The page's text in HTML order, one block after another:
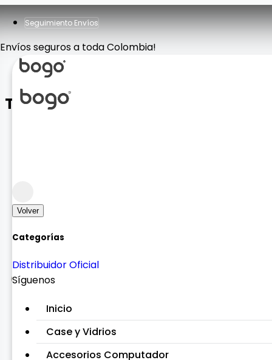
Seguimiento Envíos
Envíos seguros a toda Colombia!
Volver
Categorías
Distribuidor Oficial
Síguenos
Inicio
Case y Vidrios
Accesorios Computador
Teclado + Tank Pad en Español